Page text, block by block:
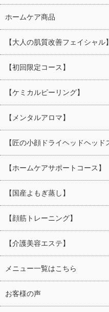
ホームケア商品
【大人の肌質改善フェイシャル】
【初回限定コース】
【ケミカルピーリング】
【メンタルアロマ】
【匠の小顔ドライヘッドヘッド
【ホームケアサポートコース】
【国産よもぎ蒸し】
【顔筋トレーニング】
【介護美容エステ】
メニュー一覧はこちら
お客様の声